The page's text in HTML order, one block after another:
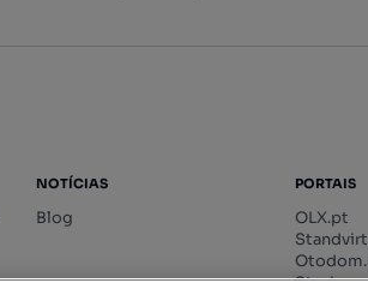
NOTÍCIAS
Blog
PORTAIS
OLX.pt
Storia.ro